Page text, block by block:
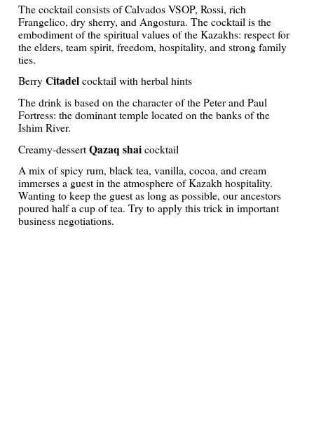
The cocktail consists of Calvados VSOP, Rossi, rich
Frangelico, dry sherry, and Angostura. The cocktail is the
embodiment of the spiritual values of the Kazakhs: respect for
the elders, team spirit, freedom, hospitality, and strong family
ties.
BerryCitadelcocktail with herbal hints
The drink is based on the character of the Peter and Paul
Fortress: the dominant temple located on the banks of the
Ishim River.
Creamy-dessertQazaq shaicocktail
A mix of spicy rum, black tea, vanilla, cocoa, and cream
immerses a guest in the atmosphere of Kazakh hospitality.
Wanting to keep the guest as long as possible, our ancestors
poured half a cup of tea. Try to apply this trick in important
business negotiations.